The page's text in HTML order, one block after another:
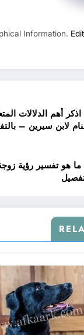
Information.
أهم الدلالات
لابن سيرين –
هو تفسير رؤية